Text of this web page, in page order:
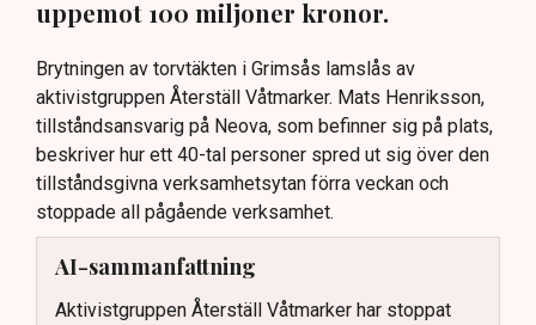
uppemot 100 miljoner kronor.
Brytningen av torvtäkten i Grimsås lamslås av
aktivistgruppen Återställ Våtmarker. Mats Henriksson,
tillståndsansvarig på Neova, som befinner sig på plats,
beskriver hur ett 40-tal personer spred ut sig över den
tillståndsgivna verksamhetsytan förra veckan och
stoppade all pågående verksamhet.
AI-sammanfattning
Aktivistgruppen Återställ Våtmarker har stoppat